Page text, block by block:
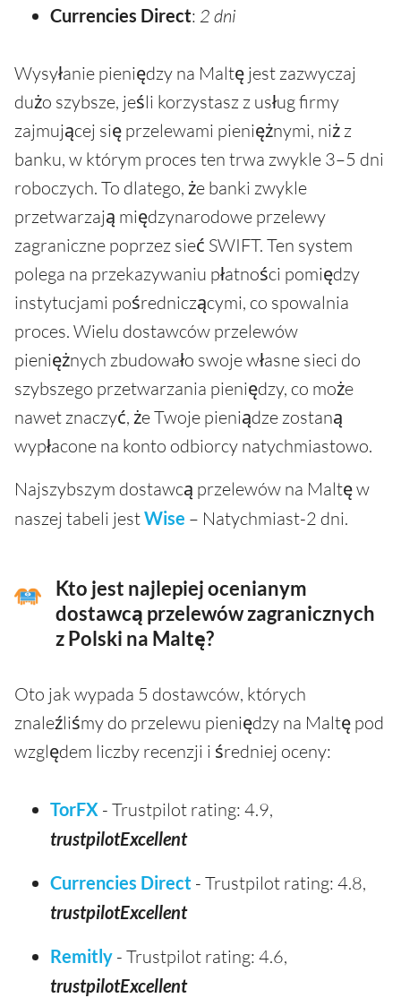
Currencies Direct: 2 dni
Wysyłanie pieniędzy na Maltę jest zazwyczaj
dużo szybsze, jeśli korzystasz z usług firmy
zajmującej się przelewami pieniężnymi, niż z
banku, w którym proces ten trwa zwykle 3–5 dni
roboczych. To dlatego, że banki zwykle
przetwarzają międzynarodowe przelewy
zagraniczne poprzez sieć SWIFT. Ten system
polega na przekazywaniu płatności pomiędzy
instytucjami pośredniczącymi, co spowalnia
proces. Wielu dostawców przelewów
pieniężnych zbudowało swoje własne sieci do
szybszego przetwarzania pieniędzy, co może
nawet znaczyć, że Twoje pieniądze zostaną
wypłacone na konto odbiorcy natychmiastowo.
Najszybszym dostawcą przelewów na Maltę w
naszej tabeli jestWise – Natychmiast-2 dni.
Kto jest najlepiej ocenianym
dostawcą przelewów zagranicznych
z Polski na Maltę?
Oto jak wypada 5 dostawców, których
znaleźliśmy do przelewu pieniędzy na Maltę pod
względem liczby recenzji i średniej oceny:
TorFX - Trustpilot rating: 4.9,
trustpilotExcellent
Currencies Direct - Trustpilot rating: 4.8,
trustpilotExcellent
Remitly - Trustpilot rating: 4.6,
trustpilotExcellent